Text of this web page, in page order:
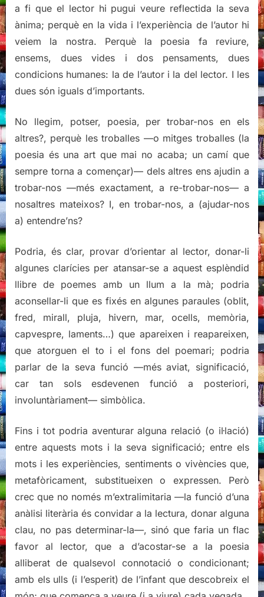
a fi que el lector hi pugui veure reflectida la seva
ànima; perquè en la vida i l’experiència de l’autor hi
veiem la nostra. Perquè la poesia fa reviure,
ensems, dues vides i dos pensaments, dues
condicions humanes: la de l’autor i la del lector. I les
dues són iguals d’importants.
No llegim, potser, poesia, per trobar-nos en els
altres?, perquè les troballes —o mitges troballes (la
poesia és una art que mai no acaba; un camí que
sempre torna a començar)— dels altres ens ajudin a
trobar-nos —més exactament, a re-trobar-nos— a
nosaltres mateixos? I, en trobar-nos, a (ajudar-nos
a) entendre’ns?
Podria, és clar, provar d’orientar al lector, donar-li
algunes clarícies per atansar-se a aquest esplèndid
llibre de poemes amb un llum a la mà; podria
aconsellar-li que es fixés en algunes paraules (oblit,
fred, mirall, pluja, hivern, mar, ocells, memòria,
capvespre, laments…) que apareixen i reapareixen,
que atorguen el to i el fons del poemari; podria
parlar de la seva funció —més aviat, significació,
car tan sols esdevenen funció a posteriori,
involuntàriament— simbòlica.
Fins i tot podria aventurar alguna relació (o il·lació)
entre aquests mots i la seva significació; entre els
mots i les experiències, sentiments o vivències que,
metafòricament, substitueixen o expressen. Però
crec que no només m’extralimitaria —la funció d’una
anàlisi literària és convidar a la lectura, donar alguna
clau, no pas determinar-la—, sinó que faria un flac
favor al lector, que a d’acostar-se a la poesia
alliberat de qualsevol connotació o condicionant;
amb els ulls (i l’esperit) de l’infant que descobreix el